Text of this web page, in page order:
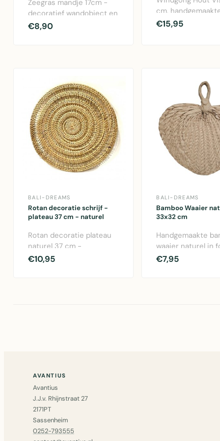
Zeegras mandje 17cm -
decoratief wandobject en
schaaltje van natuurlijk
€8,90
cm,
houten decoratie
€15,95
BALI-DREAMS
Rotan decoratie schrijf -
plateau 37 cm - naturel
Rotan decoratie plateau
naturel 37 cm -
handgemaakt
€10,95
BALI-DREAMS
Bamboo Waaier
33x32 cm
Handgemaakte
waaier naturel in
33x32 cm,
€7,95
AVANTIUS
Avantius
J.J.v. Rhijnstraat 27
2171PT
Sassenheim
0252-793555